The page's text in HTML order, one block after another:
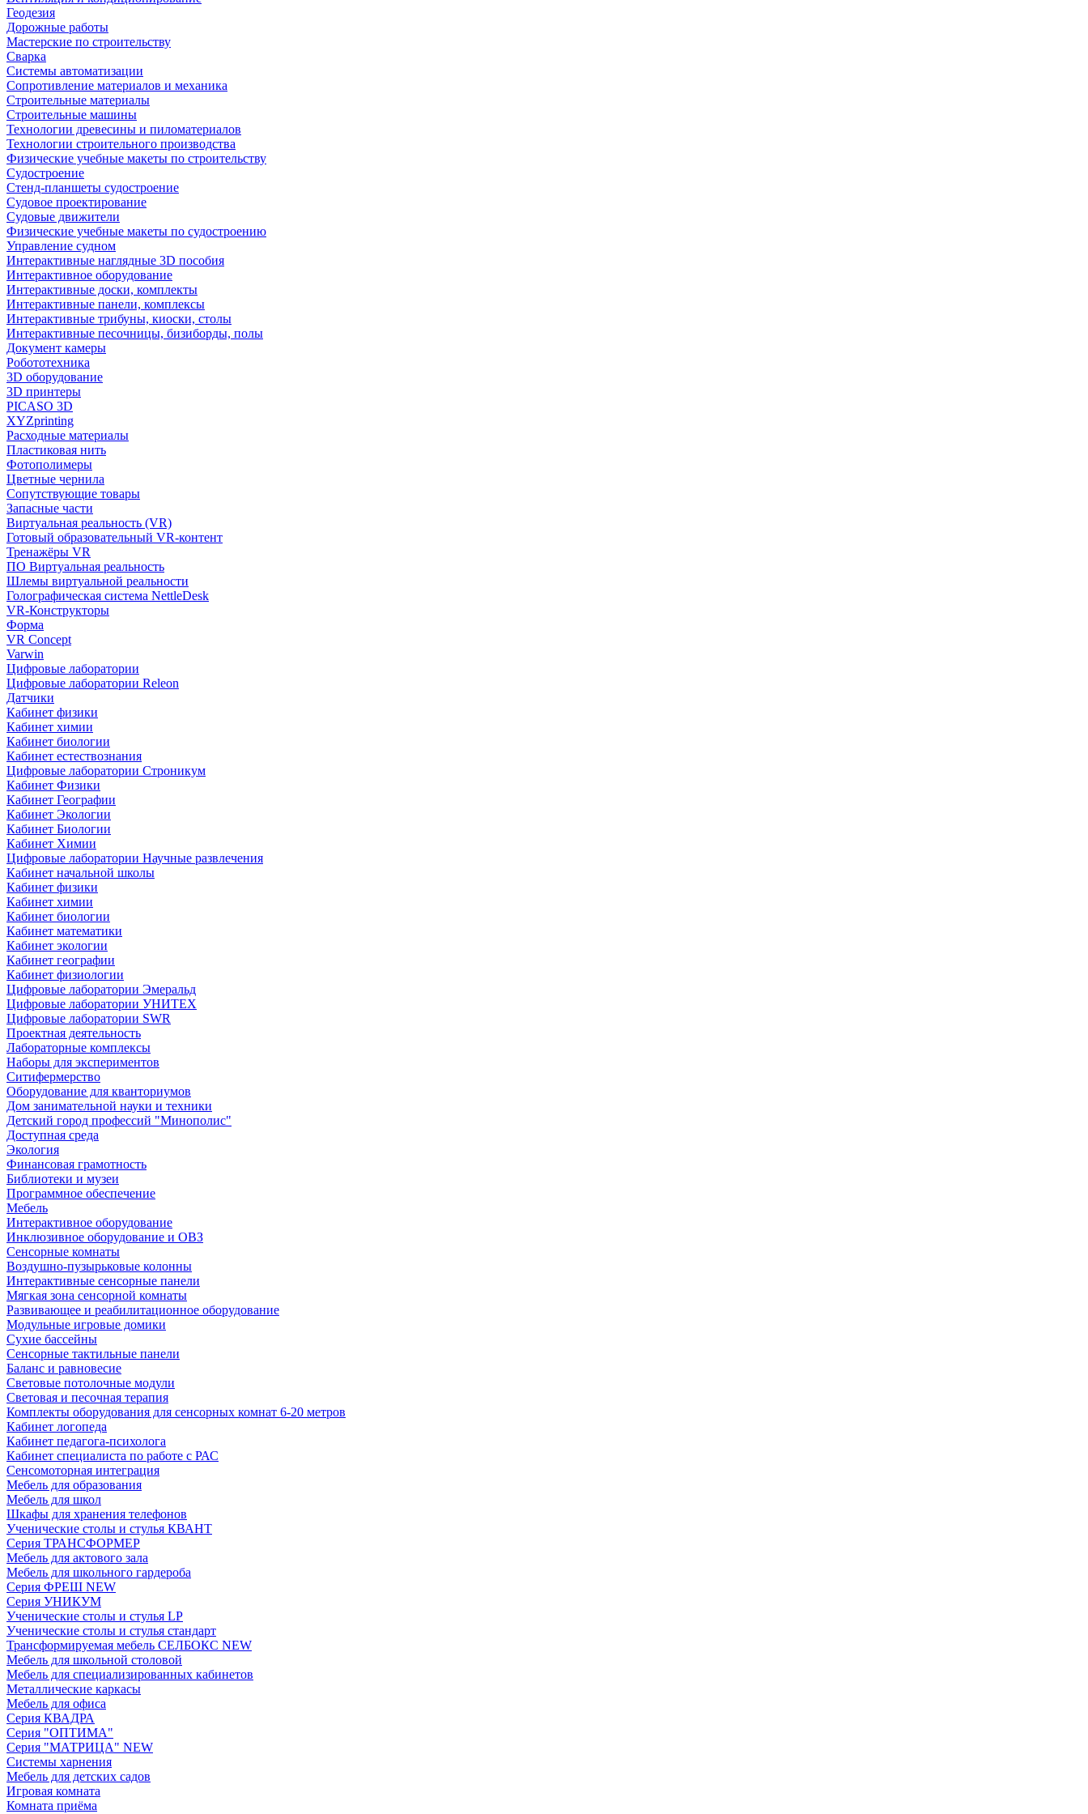
Геодезия
Дорожные работы
Мастерские по строительству
Сварка
Системы автоматизации
Сопротивление материалов и механика
Строительные материалы
Строительные машины
Технологии древесины и пиломатериалов
Технологии строительного производства
Физические учебные макеты по строительству
Судостроение
Стенд-планшеты судостроение
Судовое проектирование
Судовые движители
Физические учебные макеты по судостроению
Управление судном
Интерактивные наглядные 3D пособия
Интерактивное оборудование
Интерактивные доски, комплекты
Интерактивные панели, комплексы
Интерактивные трибуны, киоски, столы
Интерактивные песочницы, бизиборды, полы
Документ камеры
Робототехника
3D оборудование
3D принтеры
PICASO 3D
XYZprinting
Расходные материалы
Пластиковая нить
Фотополимеры
Цветные чернила
Сопутствующие товары
Запасные части
Виртуальная реальность (VR)
Готовый образовательный VR-контент
Тренажёры VR
ПО Виртуальная реальность
Шлемы виртуальной реальности
Голографическая система NettleDesk
VR-Конструкторы
Форма
VR Concept
Varwin
Цифровые лаборатории
Цифровые лаборатории Releon
Датчики
Кабинет физики
Кабинет химии
Кабинет биологии
Кабинет естествознания
Цифровые лаборатории Строникум
Кабинет Физики
Кабинет Географии
Кабинет Экологии
Кабинет Биологии
Кабинет Химии
Цифровые лаборатории Научные развлечения
Кабинет начальной школы
Кабинет физики
Кабинет химии
Кабинет биологии
Кабинет математики
Кабинет экологии
Кабинет географии
Кабинет физиологии
Цифровые лаборатории Эмеральд
Цифровые лаборатории УНИТЕХ
Цифровые лаборатории SWR
Проектная деятельность
Лабораторные комплексы
Наборы для экспериментов
Ситифермерство
Оборудование для кванториумов
Дом занимательной науки и техники
Детский город профессий "Минополис"
Доступная среда
Экология
Финансовая грамотность
Библиотеки и музеи
Программное обеспечение
Мебель
Интерактивное оборудование
Инклюзивное оборудование и ОВЗ
Cенсорные комнаты
Воздушно-пузырьковые колонны
Интерактивные сенсорные панели
Мягкая зона сенсорной комнаты
Развивающее и реабилитационное оборудование
Модульные игровые домики
Сухие бассейны
Сенсорные тактильные панели
Баланс и равновесие
Световые потолочные модули
Световая и песочная терапия
Комплекты оборудования для сенсорных комнат 6-20 метров
Кабинет логопеда
Кабинет педагога-психолога
Кабинет специалиста по работе с РАС
Сенсомоторная интеграция
Мебель для образования
Мебель для школ
Шкафы для хранения телефонов
Ученические столы и стулья КВАНТ
Серия ТРАНСФОРМЕР
Мебель для актового зала
Мебель для школьного гардероба
Серия ФРЕШ NEW
Серия УНИКУМ
Ученические столы и стулья LP
Ученические столы и стулья стандарт
Трансформируемая мебель СЕЛБОКС NEW
Мебель для школьной столовой
Мебель для специализированных кабинетов
Металлические каркасы
Мебель для офиса
Серия КВАДРА
Серия "ОПТИМА"
Серия "МАТРИЦА" NEW
Системы харнения
Мебель для детских садов
Игровая комната
Комната приёма